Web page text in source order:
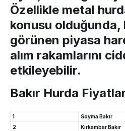
Özellikle metal
konusu olduğunda,
görünen piyasa
alım rakamlarını
etkileyebilir.
Bakır Hurda
1 Soyma Bakır
2
Kırkambar Bakır